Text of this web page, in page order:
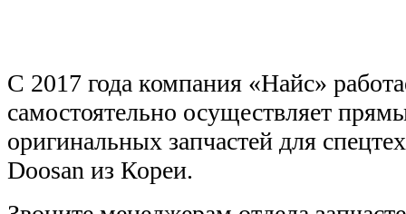
С 2017 года компания «Найс»
самостоятельно осуществляет
оригинальных запчастей для
Doosan из Кореи.